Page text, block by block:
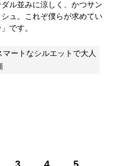
ル並みに涼しく、かつサン
ュ。これぞ僕らが求めてい
です。
マートなシルエットで大人